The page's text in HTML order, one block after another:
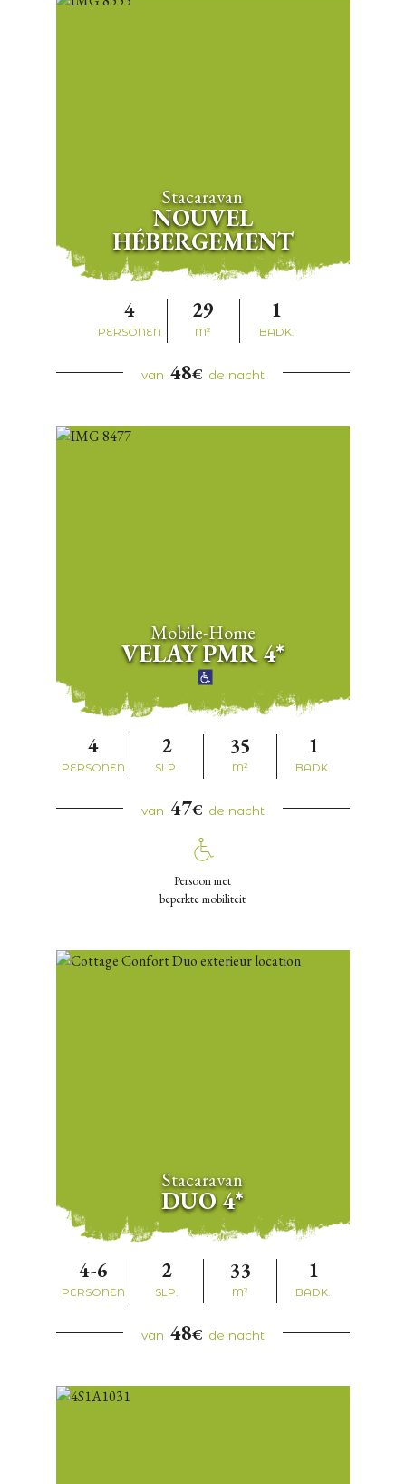
Stacaravan
NOUVEL
HÉBERGEMENT
4
PERSONEN
29
M²
1
BADK.
van 48€ de nacht
Mobile-Home
VELAY PMR 4*
4
PERSONEN
2
SLP.
35
M²
1
BADK.
van 47€ de nacht
Persoon met
beperkte mobiliteit
Stacaravan
DUO 4*
4-6
PERSONEN
2
SLP.
33
M²
1
BADK.
van 48€ de nacht